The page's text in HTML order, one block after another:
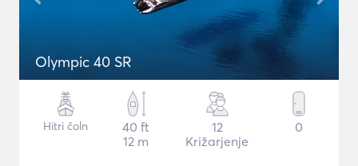
Olympic 40 SR
Hitri čoln
40 ft
12 m
12
Križarjenje
0